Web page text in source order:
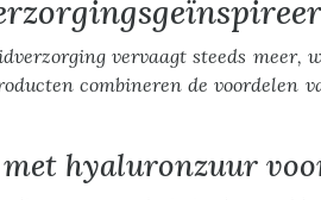
vervaagt steeds
combineren de
hyaluronzuur